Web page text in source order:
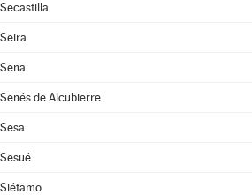
Secastilla
Seira
Sena
Senés de Alcubierre
Sesa
Sesué
Siétamo